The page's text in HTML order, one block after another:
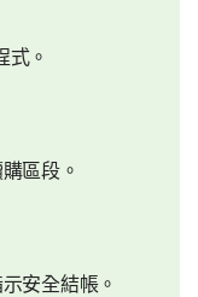
式。
區段。
安全結帳。